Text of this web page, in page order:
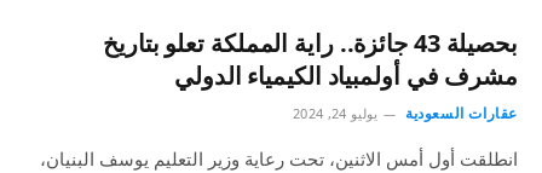
بحصيلة 43 جائزة.. راية المملكة تعلو بتاريخ
مشرف في أولمبياد الكيمياء الدولي
عقارات السعودية يوليو 24, 2024
انطلقت أول أمس الاثنين، تحت رعاية وزير التعليم يوسف البنيان،